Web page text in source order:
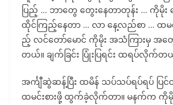
ပြည့် … ဘာတွေ တွေးနေတာတုန်း … ကိုမိုး
ထိုင်ကြည့်နေတာ … လာ နေ့လည်စာ … ထမင်း
ည့် လင်တော်မောင် ကိုမိုး အသံကြားမှ အတွ
တယ်။ ချက်ခြင်း ပြုံးပြရင်း ထရပ်လိုက်တ
အင်္ကျီဆွဲဆန့်ပြီး ထမိန် သပ်သပ်ရပ်ရပ် ပြင်
ထမင်းစားဖို့ ထွက်ခဲ့လိုက်တာ။ မနက်က ကိုမို